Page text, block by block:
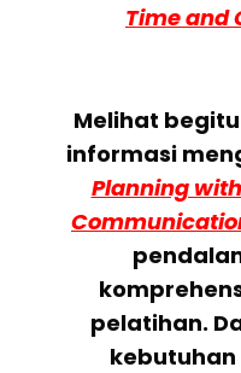
Time and
Melihat
informasi
Planning
pelatihan.